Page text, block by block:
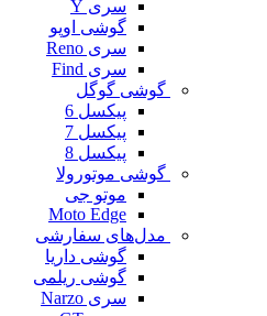
سری Y
گوشی اوپو
سری Reno
سری Find
گوشی گوگل
پیکسل 6
پیکسل 7
پیکسل 8
گوشی موتورولا
موتو جی
Moto Edge
مدل‌های سفارشی
گوشی داریا
گوشی ریلمی
سری Narzo